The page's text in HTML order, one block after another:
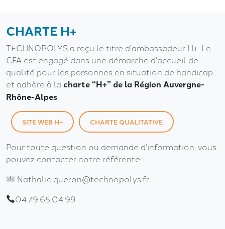
CHARTE H+
TECHNOPOLYS a reçu le titre d’ambassadeur H+. Le
CFA est engagé dans une démarche d’accueil de
qualité pour les personnes en situation de handicap
et adhère à la charte “H+” de la Région Auvergne-
Rhône-Alpes
SITE WEB H+ CHARTE QUALITATIVE
Pour toute question ou demande d’information, vous
pouvez contacter notre référente :
Nathalie.queron@technopolys.fr
04.79.65.04.99